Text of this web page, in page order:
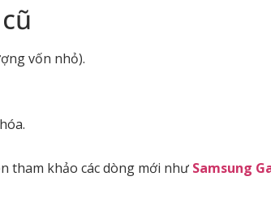
vốn nhỏ).
tham khảo các dòng mới như Samsung